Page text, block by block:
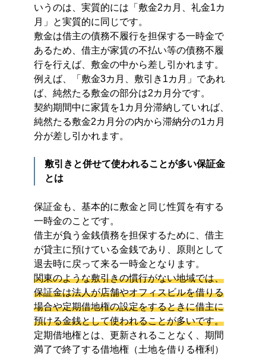
いうのは、実質的には「敷金2カ月、礼金1カ
月」と実質的に 同じです。
敷金は借主の債務不履行を担保する一時金で
あるため、借主が家賃の不払い等の債務不履
行を行えば、敷金の中から差し引かれます。
例えば、「敷金3カ月、敷引き1カ月」であれ
ば、純然たる敷金の部分は2カ月分です。
契約期間中に家賃を1カ月分滞納していれば、
純然たる敷金2カ月分の内から滞納分の1カ月
分が差し引かれます。
敷引きと併せて使われることが多い保証金
とは
保証金も、基本的に敷金と同じ性質を有する
一時金のことです。
借主が負う金銭債務を担保するために、借主
が貸主に預けている金銭であり、原則として
退去時に戻って来る一時金となります。
関東のような敷引きの慣行がない地域では、
保証金は法人が店舗やオフィスビルを借りる
場合や定期借地権の設定をするときに借主に
預ける金銭として使われることが多いです。
定期借地権とは、更新されることなく、期間
満了で終了する借地権（土地を借りる権利）